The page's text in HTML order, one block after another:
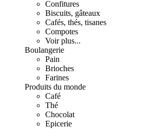
Confitures
Biscuits, gâteaux
Cafés, thés, tisanes
Compotes
Voir plus...
Boulangerie
Pain
Brioches
Farines
Produits du monde
Café
Thé
Chocolat
Epicerie